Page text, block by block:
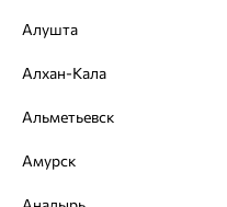
Доставка и оплата
Алушта
Алхан-Кала
Альметьевск
Амурск